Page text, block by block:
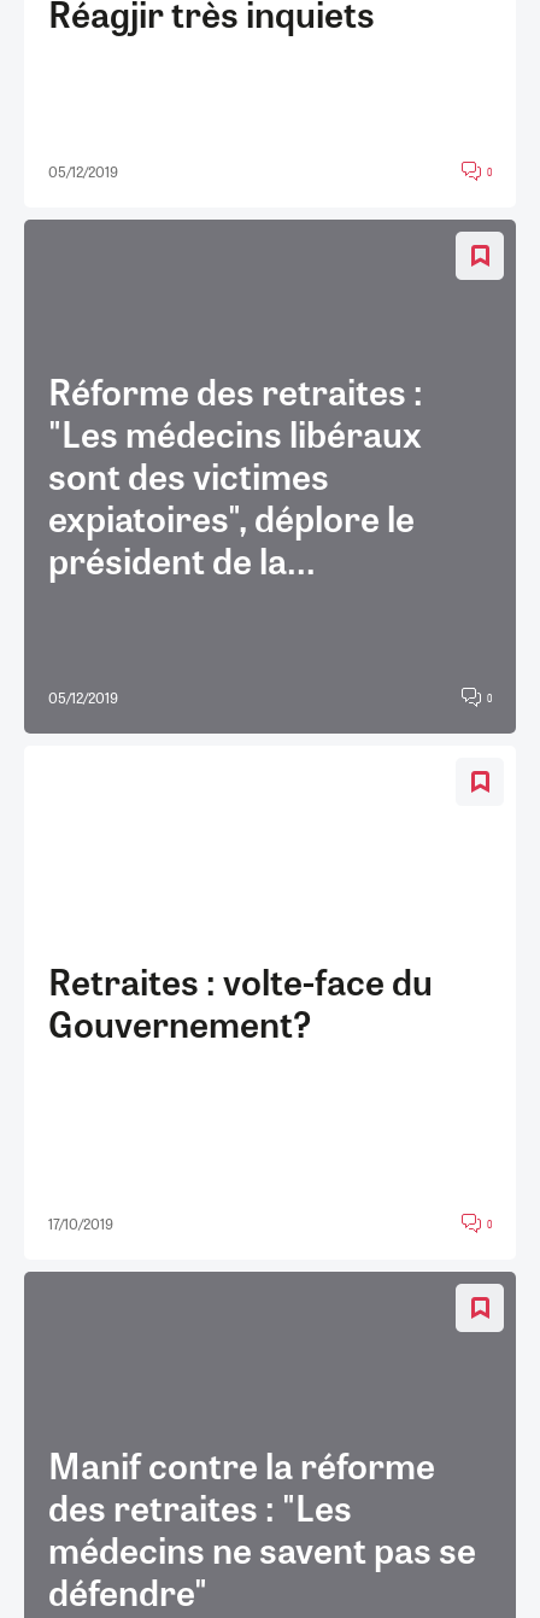
Réagjir très inquiets
05/12/2019 0
Réforme des retraites :
"Les médecins libéraux
sont des victimes
expiatoires", déplore le
président de la...
05/12/2019 0
Retraites : volte-face du
Gouvernement?
17/10/2019 0
Manif contre la réforme
des retraites : "Les
médecins ne savent pas se
défendre"